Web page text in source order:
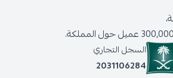
السجل التجاري
2031106284